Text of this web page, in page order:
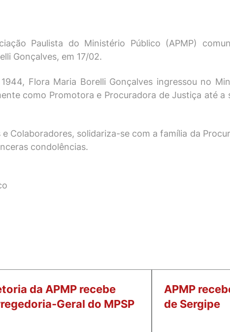
Paulista do Ministério Público (APMP)
Gonçalves, em 17/02.
Flora Maria Borelli Gonçalves ingressou no
como Promotora e Procuradora de Justiça até a
Colaboradores, solidariza-se com a família da
condolências.
da APMP recebe
Geral do MPSP
APMP
de Sergipe